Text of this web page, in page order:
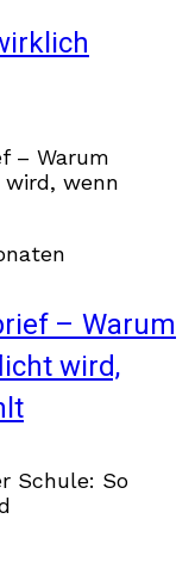
– Warum
wird,